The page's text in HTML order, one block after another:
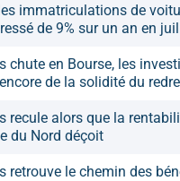
immatriculations de
de 9% sur un an en
chute en Bourse, les
de la solidité du
recule alors que la
du Nord déçoit
retrouve le chemin des